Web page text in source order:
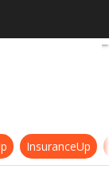
InsuranceUp